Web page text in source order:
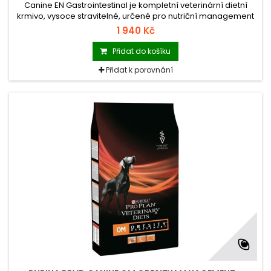
Canine EN Gastrointestinal je kompletní veterinární dietní
krmivo, vysoce stravitelné, určené pro nutriční management
při gastrointestinálních, pankreatických a chronických
jaterních onemocněních (bez encefalopatie) u štěňat i
dospělých psů.
1 940 Kč
Přidat do košíku
Přidat k porovnání